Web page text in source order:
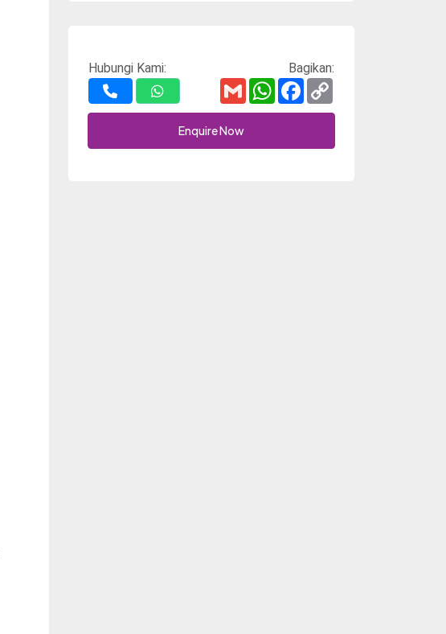
Hubungi Kami:
Bagikan:
Gmail WhatsApp
Facebook
Enquire Now